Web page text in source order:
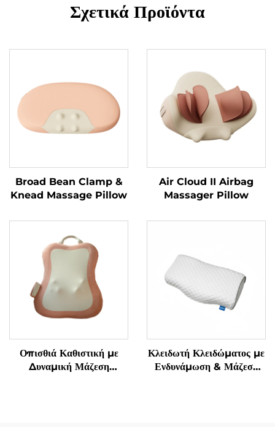
Σχετικά Προϊόντα
Broad Bean Clamp &
Knead Massage Pillow
Air Cloud II Airbag
Massager Pillow
Οπισθιά Καθιστική με
Δυναμική Μάζεση
Κλειδωτή Κλειδώματος με
Ενδυνάμωση & Μάζεση